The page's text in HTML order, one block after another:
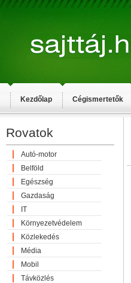
Kezdőlap Cégismertetők
Rovatok
Autó-motor
Belföld
Egészség
Gazdaság
IT
Környezetvédelem
Közlekedés
Média
Mobil
Távközlés